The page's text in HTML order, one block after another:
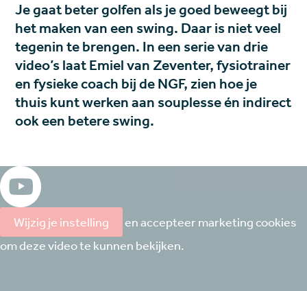
Je gaat beter golfen als je goed beweegt bij
het maken van een swing. Daar is niet veel
tegenin te brengen. In een serie van drie
video’s laat Emiel van Zeventer, fysiotrainer
en fysieke coach bij de NGF, zien hoe je
thuis kunt werken aan souplesse én indirect
ook een betere swing.
Wijzig je instelling
en accepteer marketing cookies
om deze video te kunnen bekijken.